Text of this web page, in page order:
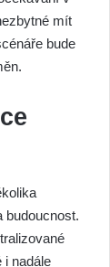
mít
bude
budoucnost.
i nadále